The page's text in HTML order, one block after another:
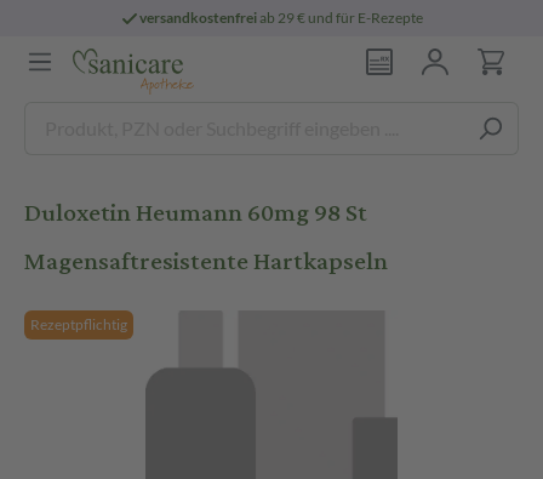
versandkostenfreiab 29 € und für E-Rezepte
Duloxetin Heumann 60mg 98 St
Magensaftresistente Hartkapseln
Rezeptpflichtig